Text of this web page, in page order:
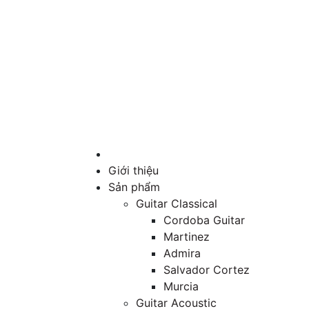
Giới thiệu
Sản phẩm
Guitar Classical
Cordoba Guitar
Martinez
Admira
Salvador Cortez
Murcia
Guitar Acoustic